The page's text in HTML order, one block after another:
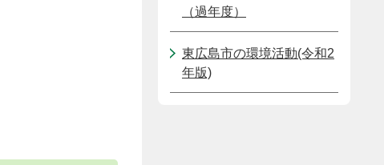
（過年度）
東広島市の環境活動(令和2
年版)